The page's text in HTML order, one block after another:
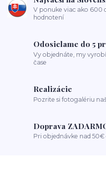
V ponuke viac ako 600
hodnotení
Odosielame do 5
Vy objednáte, my
čase
Realizácie
Pozrite si fotogalériu
Doprava
Pri objednávke nad